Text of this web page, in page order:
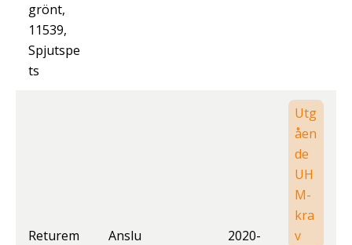
grönt,
11539,
Spjutspe
ts
Returem
Anslu
2020-
Utg
åen
de
UH
M-
kra
v